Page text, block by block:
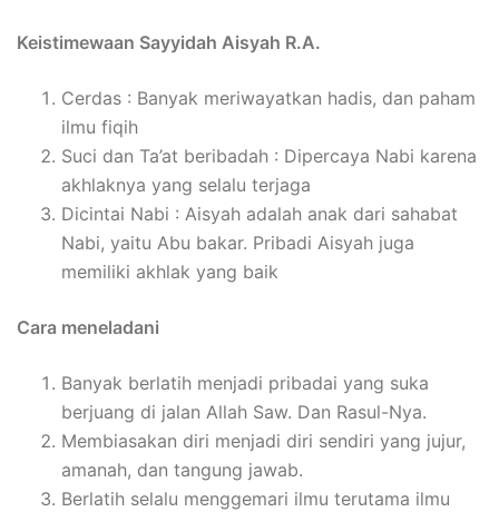
Keistimewaan Sayyidah Aisyah R.A.
Cerdas : Banyak meriwayatkan hadis, dan paham
ilmu fiqih
Suci dan Ta’at beribadah : Dipercaya Nabi karena
akhlaknya yang selalu terjaga
Dicintai Nabi : Aisyah adalah anak dari sahabat
Nabi, yaitu Abu bakar. Pribadi Aisyah juga
memiliki akhlak yang baik
Cara meneladani
Banyak berlatih menjadi pribadai yang suka
berjuang di jalan Allah Saw. Dan Rasul-Nya.
Membiasakan diri menjadi diri sendiri yang jujur,
amanah, dan tangung jawab.
Berlatih selalu menggemari ilmu terutama ilmu